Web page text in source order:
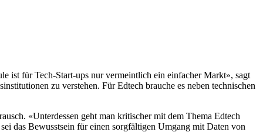
ist für Tech-Start-ups nur vermeintlich ein einfacher Markt», sagt
zu verstehen. Für Edtech brauche es neben technischen
«Unterdessen geht man kritischer mit dem Thema Edtech
das Bewusstsein für einen sorgfältigen Umgang mit Daten von